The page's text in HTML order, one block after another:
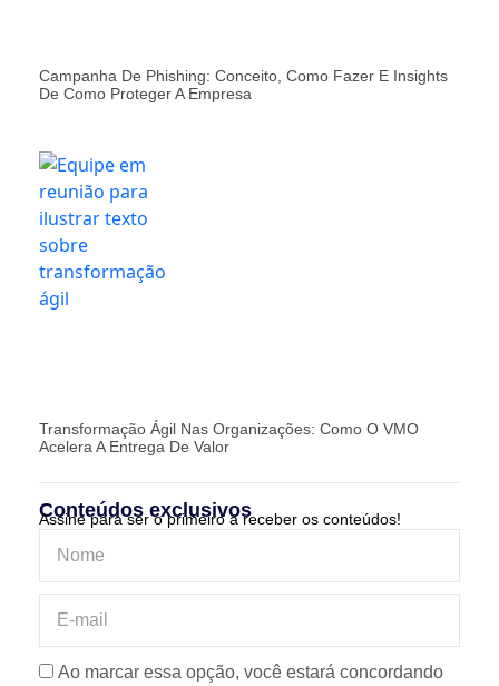
Campanha De Phishing: Conceito, Como Fazer E Insights
De Como Proteger A Empresa
Transformação Ágil Nas Organizações: Como O VMO
Acelera A Entrega De Valor
Conteúdos exclusivos
Assine para ser o primeiro a receber os conteúdos!
Ao marcar essa opção, você estará concordando